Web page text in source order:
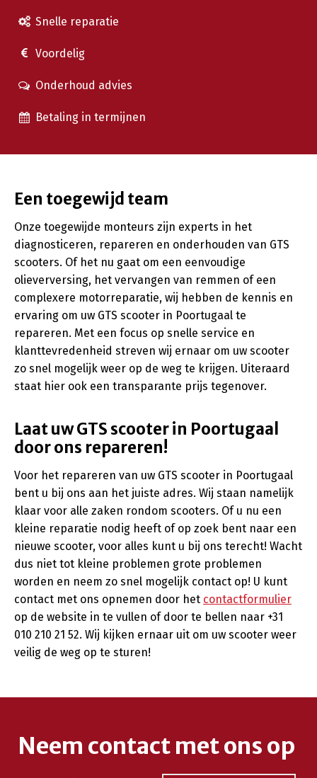
Snelle reparatie
Voordelig
Onderhoud advies
Betaling in termijnen
Een toegewijd team
Onze toegewijde monteurs zijn experts in het
diagnosticeren, repareren en onderhouden van GTS
scooters. Of het nu gaat om een eenvoudige
olieverversing, het vervangen van remmen of een
complexere motorreparatie, wij hebben de kennis en
ervaring om uw GTS scooter in Poortugaal te
repareren. Met een focus op snelle service en
klanttevredenheid streven wij ernaar om uw scooter
zo snel mogelijk weer op de weg te krijgen. Uiteraard
staat hier ook een transparante prijs tegenover.
Laat uw GTS scooter in Poortugaal
door ons repareren!
Voor het repareren van uw GTS scooter in Poortugaal
bent u bij ons aan het juiste adres. Wij staan namelijk
klaar voor alle zaken rondom scooters. Of u nu een
kleine reparatie nodig heeft of op zoek bent naar een
nieuwe scooter, voor alles kunt u bij ons terecht! Wacht
dus niet tot kleine problemen grote problemen
worden en neem zo snel mogelijk contact op! U kunt
contact met ons opnemen door het contactformulier
op de website in te vullen of door te bellen naar +31
010 210 21 52. Wij kijken ernaar uit om uw scooter weer
veilig de weg op te sturen!
Neem contact met ons op